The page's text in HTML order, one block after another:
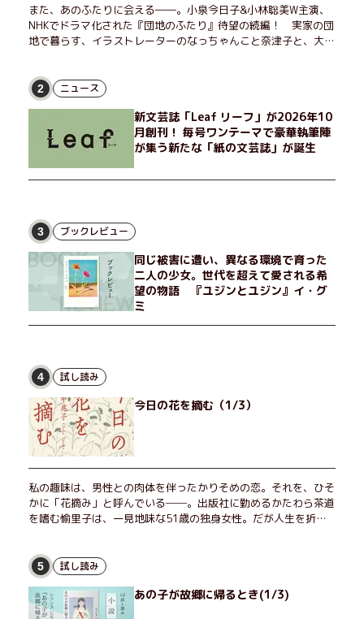
また、あのふたりに会える――。小泉今日子&小林聡美W主演、
NHKでドラマ化された『団地のふたり』待望の続編！ 実家の団
地で暮らす、イラストレーターのなっちゃんこと奈津子と、大学
げたり、部屋でふたりだけの「台湾映画祭」を催したり。50代
独身、幼なじみの変わらぬ友情とささやかな幸せの日々を描く。
2 ニュース
新文芸誌「Leaf リーフ」が2026年10
月創刊！ 毎号ワンテーマで豪華執筆陣
が集う新たな「紙の文芸誌」が誕生
3 ブックレビュー
同じ被害に遭い、異なる環境で育った
二人の少女。世代を超えて愛される希
望の物語 『ユジンとユジン』イ・グ
ミ
4 試し読み
今日の花を摘む（1/3）
私の趣味は、男性との肉体を伴ったかりそめの恋。それを、ひそ
かに「花摘み」と呼んでいる──。出版社に勤めるかたわら茶道
を嗜む愉里子は、一見地味な51歳の独身女性。だが人生を折り
せる男が現れた。茶の湯の粋人、70歳の万江島だ。だが彼に
は、ある秘密があった……。自分の心と身体を偽らない女たちの
姿と、その連帯を描く。赤裸々にして切実な、セクシュアリティ
をめぐる物語。
5 試し読み
あの子が故郷に帰るとき(1/3)